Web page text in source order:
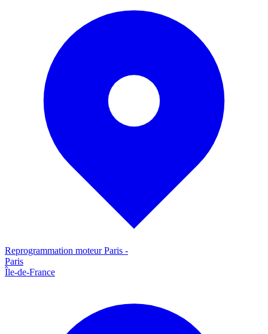
Reprogrammation moteurParis -
Paris
Île-de-France